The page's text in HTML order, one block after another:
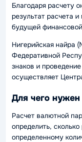
Благодаря расчету
результат расчета
будущей
Нигерийская найра
Федеративной
знаков и
осуществляет
Для чего
Расчет валютной
определить,
определенному